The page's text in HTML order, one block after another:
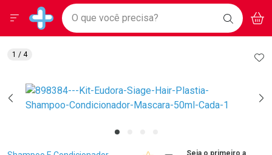
Drogarias Pacheco
Baixe nosso APP e aproveite Ofertas Exclusivas!
BAIXE
O APP
Ir direto para a home
pela página
Ir direto para o conteúdo
Ir direto para a busca
Ir direto para a conta
Ir direto para a notificações
Ir direto para o carrinho
Ir direto para o menu
Faça a sua busca
O que você precisa? BUSCAR
Menu
Seja o primeiro a
1 / 4